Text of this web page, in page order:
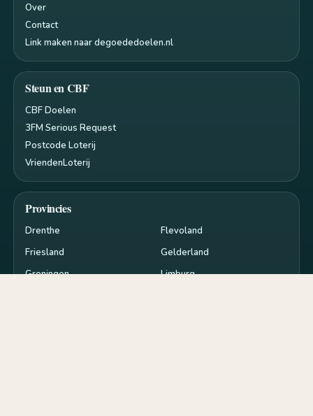
Over
Contact
Link maken naar degoededoelen.nl
Steun en CBF
CBF Doelen
3FM Serious Request
Postcode Loterij
VriendenLoterij
Provincies
Drenthe
Flevoland
Friesland
Gelderland
Groningen
Limburg